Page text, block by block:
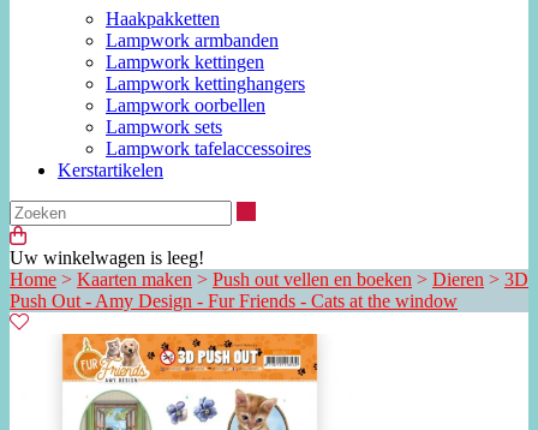
Haakpakketten
Lampwork armbanden
Lampwork kettingen
Lampwork kettinghangers
Lampwork oorbellen
Lampwork sets
Lampwork tafelaccessoires
Kerstartikelen
Uw winkelwagen is leeg!
Home > Kaarten maken > Push out vellen en boeken > Dieren > 3D
Push Out - Amy Design - Fur Friends - Cats at the window